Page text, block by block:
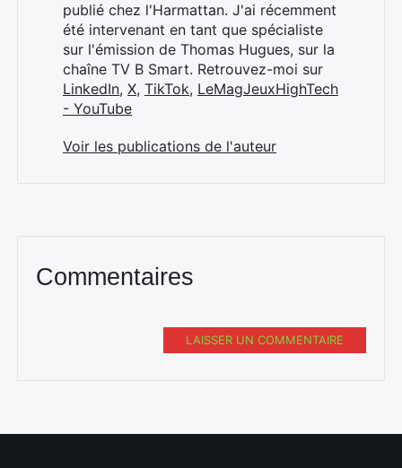
publié chez l'Harmattan. J'ai récemment
été intervenant en tant que spécialiste
sur l'émission de Thomas Hugues, sur la
chaîne TV B Smart. Retrouvez-moi sur
LinkedIn, X, TikTok, LeMagJeuxHighTech
- YouTube
Voir les publications de l'auteur
Commentaires
LAISSER UN COMMENTAIRE